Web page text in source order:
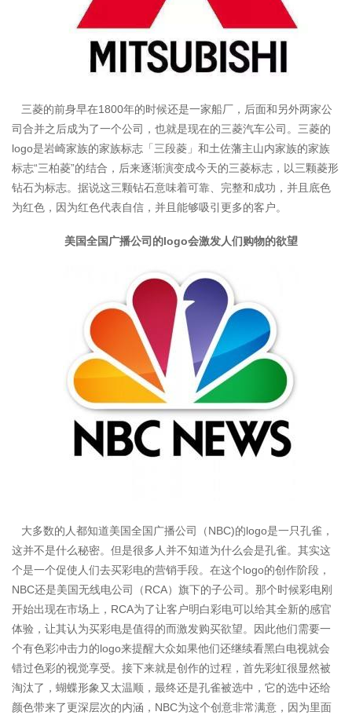
三菱的前身早在1800年的时候还是一家船厂，后面和另外两家公
司合并之后成为了一个公司，也就是现在的三菱汽车公司。三菱的
logo是岩崎家族的家族标志「三段菱」和土佐藩主山内家族的家族
标志“三柏菱”的结合，后来逐渐演变成今天的三菱标志，以三颗菱形
钻石为标志。据说这三颗钻石意味着可靠、完整和成功，并且底色
为红色，因为红色代表自信，并且能够吸引更多的客户。
美国全国广播公司的logo会激发人们购物的欲望
大多数的人都知道美国全国广播公司（NBC)的logo是一只孔雀，
这并不是什么秘密。但是很多人并不知道为什么会是孔雀。其实这
个是一个促使人们去买彩电的营销手段。在这个logo的创作阶段，
NBC还是美国无线电公司（RCA）旗下的子公司。那个时候彩电刚
开始出现在市场上，RCA为了让客户明白彩电可以给其全新的感官
体验，让其认为买彩电是值得的而激发购买欲望。因此他们需要一
个有色彩冲击力的logo来提醒大众如果他们还继续看黑白电视就会
错过色彩的视觉享受。接下来就是创作的过程，首先彩虹很显然被
淘汰了，蝴蝶形象又太温顺，最终还是孔雀被选中，它的选中还给
颜色带来了更深层次的内涵，NBC为这个创意非常满意，因为里面